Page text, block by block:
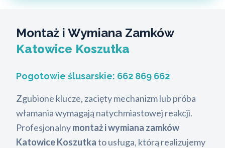
Montaż i Wymiana Zamków
Katowice Koszutka
Pogotowie ślusarskie: 662 869 662
Zgubione klucze, zacięty mechanizm lub próba
włamania wymagają natychmiastowej reakcji.
Profesjonalnymontaż i wymiana zamków
Katowice Koszutkato usługa, którą realizujemy